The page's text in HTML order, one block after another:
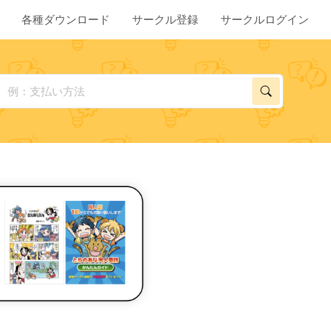
各種ダウンロード サークル登録 サークルログイン